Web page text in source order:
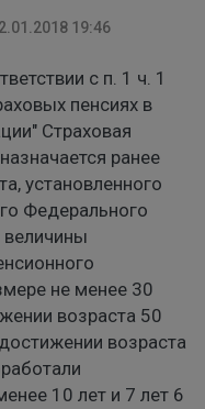
19:46
с п. 1 ч. 1
пенсиях в
Страховая
ранее
установленного
Федерального
величины
не менее 30
возраста 50
возраста
10 лет и 7 лет 6